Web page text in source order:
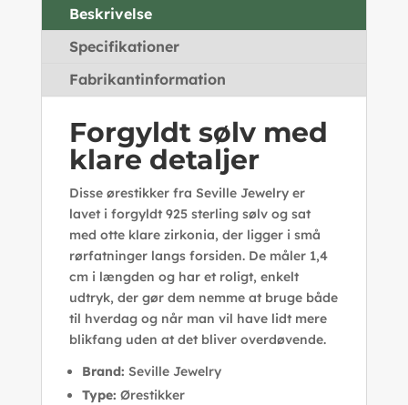
Beskrivelse
Specifikationer
Fabrikantinformation
Forgyldt sølv med
klare detaljer
Disse ørestikker fra Seville Jewelry er
lavet i forgyldt 925 sterling sølv og sat
med otte klare zirkonia, der ligger i små
rørfatninger langs forsiden. De måler 1,4
cm i længden og har et roligt, enkelt
udtryk, der gør dem nemme at bruge både
til hverdag og når man vil have lidt mere
blikfang uden at det bliver overdøvende.
Brand: Seville Jewelry
Type: Ørestikker